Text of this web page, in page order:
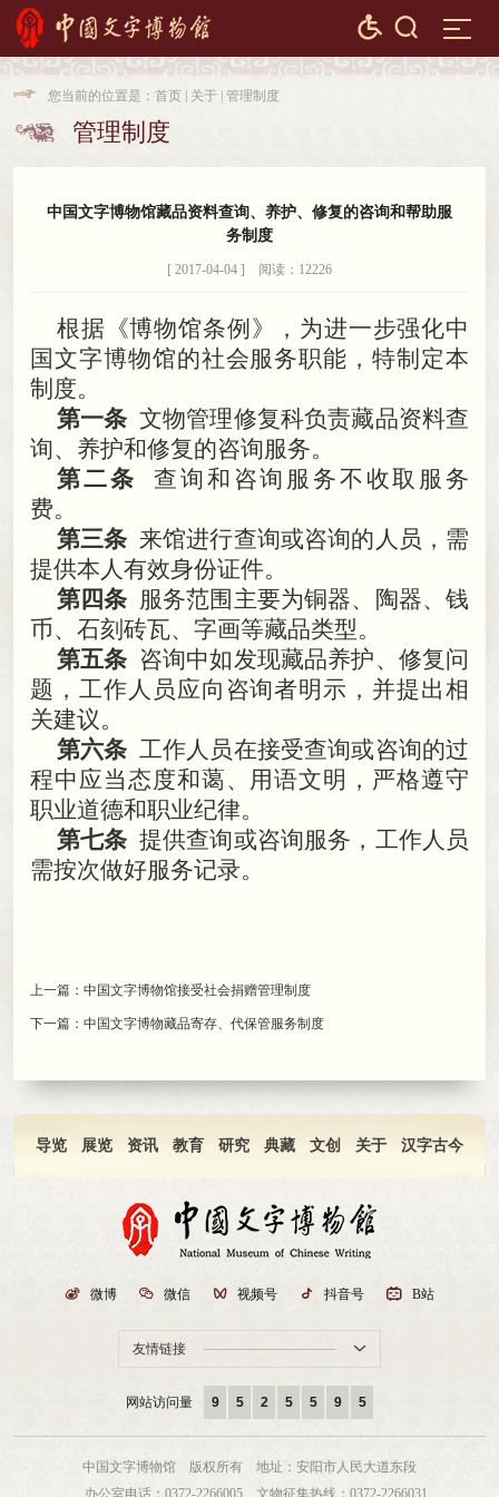
 
 管理制度
 您当前的位置是： 首页 关于 管理制度
中国文字博物馆藏品资料查询、养护、修复的咨询和帮助服
务制度
[ 2017-04-04 ] 阅读：12226
根据《博物馆条例》 ， 为进一步强化中
国文字博物馆的社会服务职能，特制定本
制度。
第一条 文物管理修复科负责藏品资料查
询、养护和修复的咨询服务。
第二条
查询和咨询服务不收取服务
费。
第三条 来馆进行查询或咨询的人员 ， 需
提供本人有效身份证件。
第四条 服务范围主要为铜器、陶器、钱
币、石刻砖瓦、字画等藏品类型。
第五条 咨询中如发现藏品养护、修复问
题 ， 工作人员应向咨询者明示，并提出相
关建议。
第六条 工作人员在接受查询或咨询的过
程中应当态度和蔼、用语文明 ， 严格遵守
职业道德和职业纪律。
第七条 提供查询或咨询服务 ， 工作人员
需按次做好服务记录。
上一篇： 中国文字博物馆接受社会捐赠管理制度
下一篇： 中国文字博物藏品寄存、代保管服务制度
导览 展览 资讯 教育 研究 典藏 文创 关于 汉字古今
友情链接 
 微博  微信  视频号  抖音号  B站
网站访问量 9 5 2 5 5 9 5
中国文字博物馆 版权所有 地址：安阳市人民大道东段
办公室电话：0372-2266005 文物征集热线：0372-2266031